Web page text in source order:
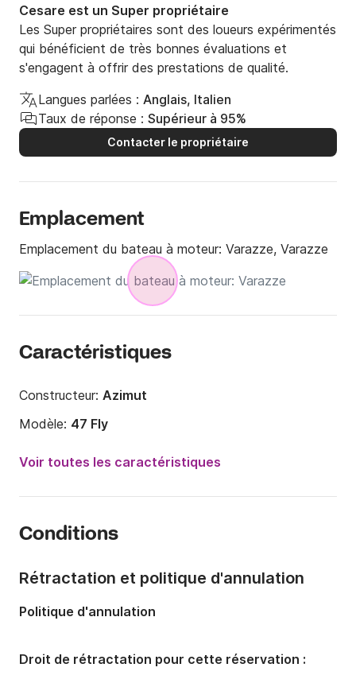
Cesare est un Super propriétaire
Les Super propriétaires sont des loueurs expérimentés
qui bénéficient de très bonnes évaluations et
s'engagent à offrir des prestations de qualité.
Langues parlées : Anglais, Italien
Taux de réponse : Supérieur à 95%
Contacter le propriétaire
Emplacement
Emplacement du bateau à moteur: Varazze, Varazze
Caractéristiques
Constructeur: Azimut
Modèle: 47 Fly
Puissance moteur:
575cv
Capacité à bord:
Nombre de cabines:
Voir toutes les caractéristiques
Conditions
Rétractation et politique d'annulation
Politique d'annulation
Droit de rétractation pour cette réservation :